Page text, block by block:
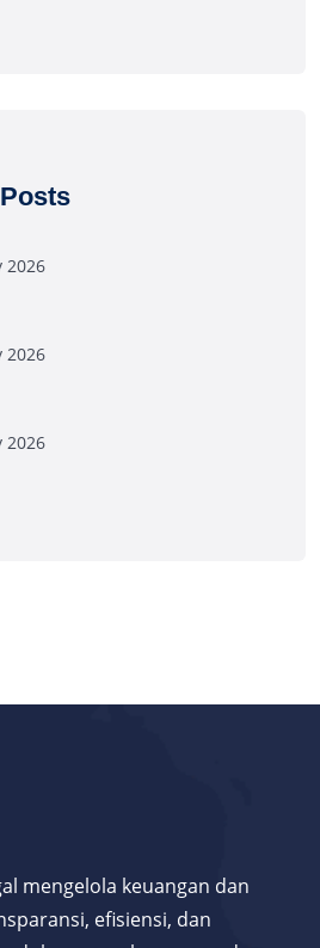
2026
2026
2026
mengelola keuangan dan
efisiensi, dan